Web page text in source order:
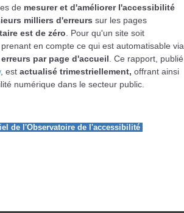
de mesurer et d'améliorer l'accessibilité
milliers d'erreurs sur les pages
est de zéro . Pour qu'un site soit
en compte ce qui est automatisable via
erreurs par page d'accueil . Ce rapport, publié
, est actualisé trimestriellement, offrant ainsi
numérique dans le secteur public.
de l'Observatoire de l'accessibilité